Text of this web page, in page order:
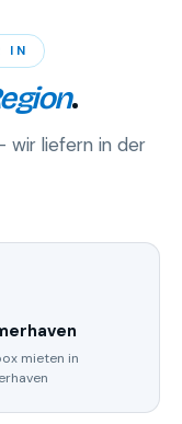
IN
.
wir liefern in der
mieten in